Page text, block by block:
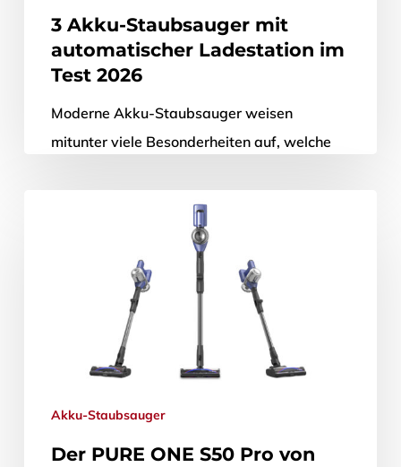
3 Akku-Staubsauger mit
automatischer Ladestation im
Test 2026
Moderne Akku-Staubsauger weisen
mitunter viele Besonderheiten auf, welche
Fußbodenreinigung noch effizienter
gestalten sollen. So verfügen einige von
13. Februar 2026
Akku-Staubsauger
Der PURE ONE S50 Pro von